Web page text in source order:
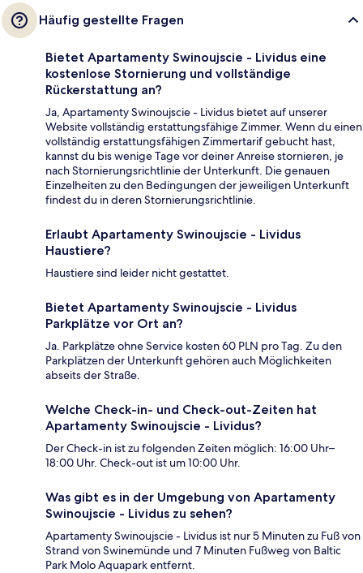
Häufig gestellte Fragen
Bietet Apartamenty Swinoujscie - Lividus eine
kostenlose Stornierung und vollständige
Rückerstattung an?
Ja, Apartamenty Swinoujscie - Lividus bietet auf unserer
Website vollständig erstattungsfähige Zimmer. Wenn du einen
vollständig erstattungsfähigen Zimmertarif gebucht hast,
kannst du bis wenige Tage vor deiner Anreise stornieren, je
nach Stornierungsrichtlinie der Unterkunft. Die genauen
Einzelheiten zu den Bedingungen der jeweiligen Unterkunft
findest du in deren Stornierungsrichtlinie.
Erlaubt Apartamenty Swinoujscie - Lividus
Haustiere?
Haustiere sind leider nicht gestattet.
Bietet Apartamenty Swinoujscie - Lividus
Parkplätze vor Ort an?
Ja. Parkplätze ohne Service kosten 60 PLN pro Tag. Zu den
Parkplätzen der Unterkunft gehören auch Möglichkeiten
abseits der Straße.
Welche Check-in- und Check-out-Zeiten hat
Apartamenty Swinoujscie - Lividus?
Der Check-in ist zu folgenden Zeiten möglich: 16:00 Uhr–
18:00 Uhr. Check-out ist um 10:00 Uhr.
Was gibt es in der Umgebung von Apartamenty
Swinoujscie - Lividus zu sehen?
Apartamenty Swinoujscie - Lividus ist nur 5 Minuten zu Fuß von
Strand von Swinemünde und 7 Minuten Fußweg von Baltic
Park Molo Aquapark entfernt.